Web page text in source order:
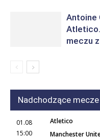
Antoine
Atletico.
meczu
Nadchodzące mecze
01.08
15:00
Atletico
Manchester